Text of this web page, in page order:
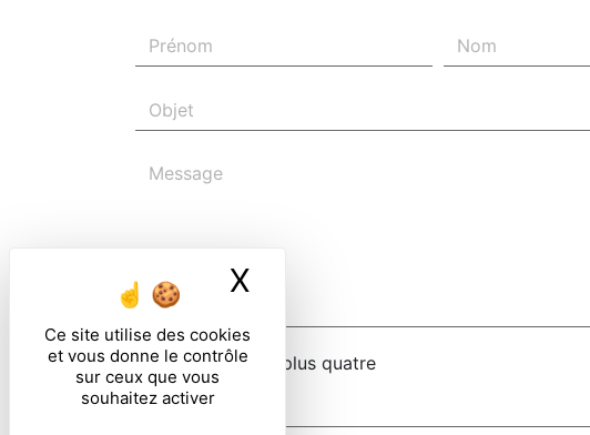
Ce site utilise des cookies
et vous donne le contrôle
sur ceux que vous
souhaitez activer
X
Combien font un plus quatre